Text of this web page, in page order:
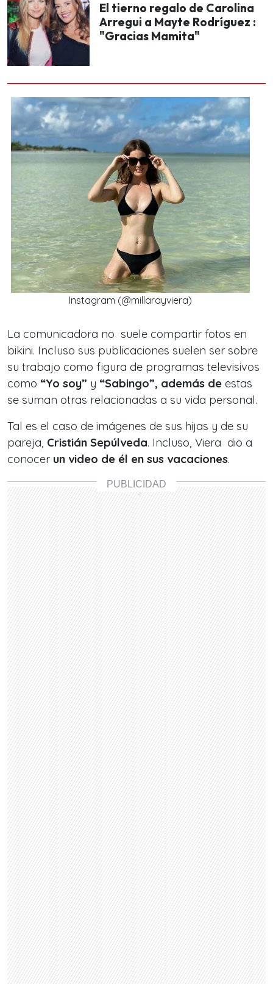
El tierno regalo de Carolina
Arregui a Mayte Rodríguez :
"Gracias Mamita"
Instagram (@millarayviera)
La comunicadora no suele compartir fotos en
bikini. Incluso sus publicaciones suelen ser sobre
su trabajo como figura de programas televisivos
como “Yo soy” y “Sabingo”, además de estas
se suman otras relacionadas a su vida personal.
Tal es el caso de imágenes de sus hijas y de su
pareja, Cristián Sepúlveda. Incluso, Viera dio a
conocer un video de él en sus vacaciones.